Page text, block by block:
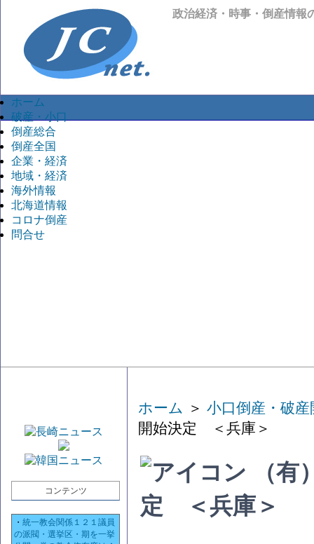
政治経済・時事・倒産情報
ホーム
破産・小口
倒産総合
倒産全国
企業・経済
地域・経済
海外情報
北海道情報
コロナ倒産
問合せ
コンテンツ
・ 統一教会関係１２１議員
の派閥・選挙区・期を一挙
ホーム ＞ 小口倒産・破産
開始決定 ＜兵庫＞
（有
定 ＜兵庫＞